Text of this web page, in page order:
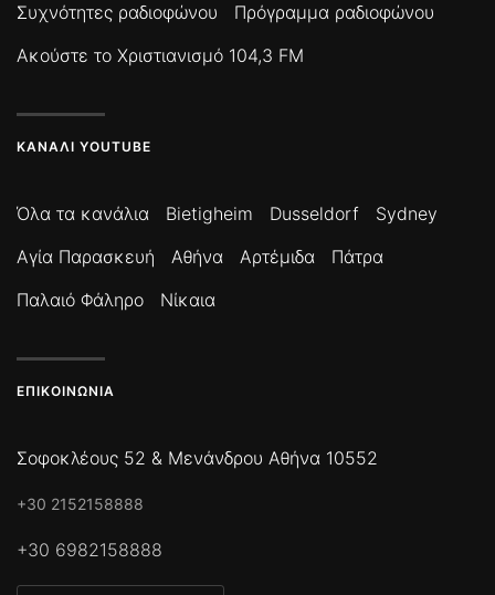
Συχνότητες ραδιοφώνου
Πρόγραμμα ραδιοφώνου
Ακούστε το Χριστιανισμό 104,3 FM
ΚΑΝΆΛΙ YOUTUBE
Όλα τα κανάλια Bietigheim Dusseldorf
Sydney
Αγία Παρασκευή
Αθήνα Αρτέμιδα
Πάτρα
Παλαιό Φάληρο
Νίκαια
ΕΠΙΚΟΙΝΩΝΊΑ
Σοφοκλέους 52 & Μενάνδρου Αθήνα 10552
+30 2152158888
+30 6982158888